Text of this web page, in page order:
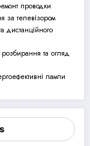
проводки
за телевізором
дистанційного
та огляд
лампи